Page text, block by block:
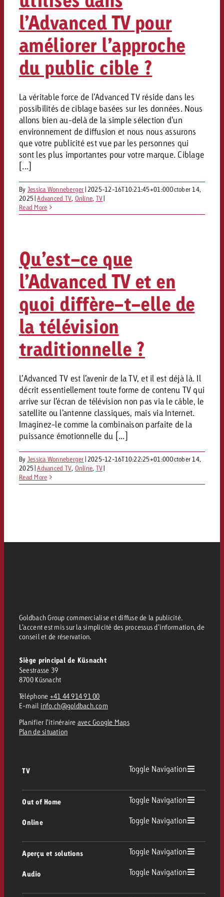
l’Advanced TV pour
améliorer l’approche
du public cible ?
La véritable force de l'Advanced TV réside dans les
possibilités de ciblage basées sur les données. Nous
allons bien au-delà de la simple sélection d'un
environnement de diffusion et nous nous assurons
que votre publicité est vue par les personnes qui
sont les plus importantes pour votre marque. Ciblage
[...]
By Jessica Wonneberger| 2025-12-16T10:21:45+01:00October 14,
2025|Advanced TV, Online, TV|
Read More
Qu’est-ce que
l’Advanced TV et en
quoi diffère-t-elle de
la télévision
traditionnelle ?
L’Advanced TV est l’avenir de la TV, et il est déjà là. Il
décrit essentiellement toute forme de contenu TV qui
arrive sur l’écran de télévision non pas via le câble, le
satellite ou l’antenne classiques, mais via Internet.
Imaginez-le comme la combinaison parfaite de la
puissance émotionnelle du [...]
By Jessica Wonneberger| 2025-12-16T10:22:25+01:00October 14,
2025|Advanced TV, Online, TV|
Read More
Goldbach Group commercialise et diffuse de la publicité.
L’accent est mis sur la simplicité des processus d’information, de
conseil et de réservation.
Siège principal de Küsnacht
Seestrasse 39
8700 Küsnacht
Téléphone +41 44 914 91 00
E-mail info.ch@goldbach.com
Planifier l’itinéraire avec Google Maps
Plan de situation
TV Toggle Navigation
Out of Home Toggle Navigation
Out of Home
Affichage
Digital Out of Home
Online Toggle Navigation
Aperçu et solutions Toggle Navigation
Conseil & Crossmedia
Audio Toggle Navigation